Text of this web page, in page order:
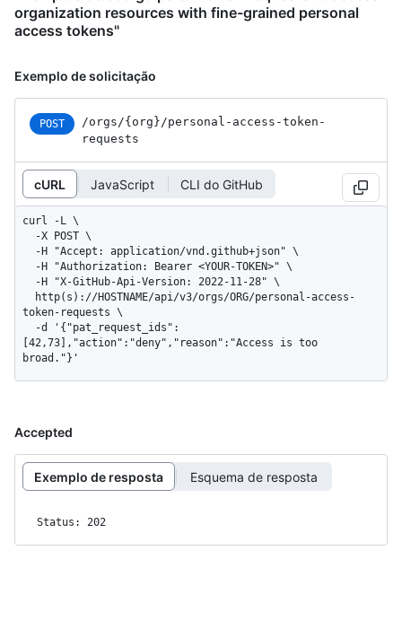
organization resources with fine-grained personal
access tokens"
Exemplo de solicitação
POST /orgs/{org}/personal-access-token-
requests
cURL JavaScript CLI do GitHub
curl -L \
token-requests \
[42,73],"action":"deny","reason":"Access is too
broad."}'
Accepted
Exemplo de resposta Esquema de resposta
Status: 202